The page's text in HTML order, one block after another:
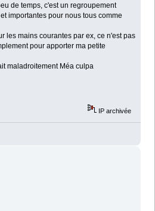
de temps, c'est un regroupement
importantes pour nous tous comme
les mains courantes par ex, ce n'est pas
pour apporter ma petite
maladroitement Méa culpa
IP archivée